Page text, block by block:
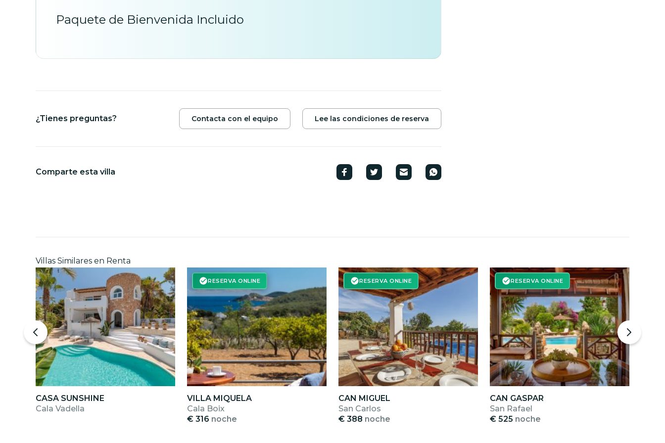
Paquete de Bienvenida Incluido
¿Tienes preguntas? Contacta con el equipo Lee las condiciones de reserva
Comparte esta villa
Villas Similares en Renta
CASA SUNSHINE
Cala Vadella
RESERVA ONLINE
VILLA MIQUELA
Cala Boix
€ 316 noche
RESERVA ONLINE
CAN MIGUEL
San Carlos
€ 388 noche
RESERVA ONLINE
CAN GASPAR
San Rafael
€ 525 noche